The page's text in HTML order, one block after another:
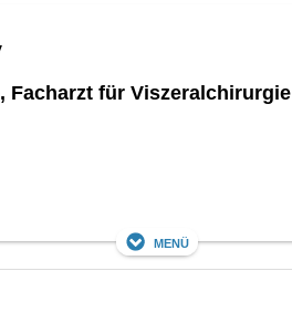
Facharzt für Viszeralchirurgie
Menü